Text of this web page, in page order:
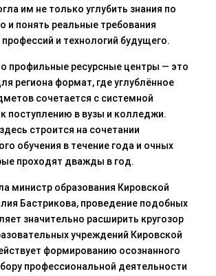
им не только углубить знания по
и понять реальные требования
и технологий будущего.
профильные ресурсные центры — это
региона формат, где углублённое
сочетается с системной
поступлению в вузы и колледжи.
строится на сочетании
обучения в течение года и очных
проходят дважды в год.
министр образования Кировской
Бастрикова, проведение подобных
значительно расширить кругозор
учреждений Кировской
формированию осознанного
профессиональной деятельности